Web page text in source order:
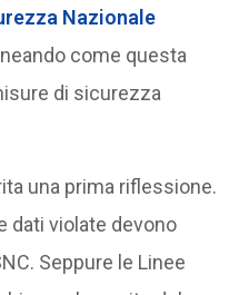
Nazionale
come questa
di sicurezza
una prima riflessione.
dati violate devono
Seppure le Linee